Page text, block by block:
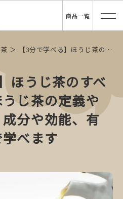
商品一覧
【3分で学べる】ほうじ茶のすべてがわかる！ほうじ茶の定義や緑茶との違い、成分や効能、有名ブランドまで学べます
ほうじ茶のすべ
じ茶の定義や
分や効能、有
べます